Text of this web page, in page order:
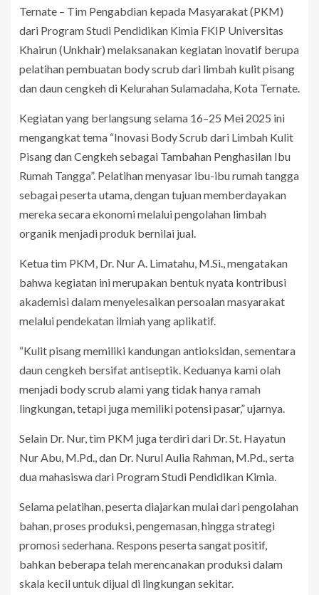
Ternate – Tim Pengabdian kepada Masyarakat (PKM)
dari Program Studi Pendidikan Kimia FKIP Universitas
Khairun (Unkhair) melaksanakan kegiatan inovatif berupa
pelatihan pembuatan body scrub dari limbah kulit pisang
dan daun cengkeh di Kelurahan Sulamadaha, Kota Ternate.
Kegiatan yang berlangsung selama 16–25 Mei 2025 ini
mengangkat tema “Inovasi Body Scrub dari Limbah Kulit
Pisang dan Cengkeh sebagai Tambahan Penghasilan Ibu
Rumah Tangga”. Pelatihan menyasar ibu-ibu rumah tangga
sebagai peserta utama, dengan tujuan memberdayakan
mereka secara ekonomi melalui pengolahan limbah
organik menjadi produk bernilai jual.
Ketua tim PKM, Dr. Nur A. Limatahu, M.Si., mengatakan
bahwa kegiatan ini merupakan bentuk nyata kontribusi
akademisi dalam menyelesaikan persoalan masyarakat
melalui pendekatan ilmiah yang aplikatif.
“Kulit pisang memiliki kandungan antioksidan, sementara
daun cengkeh bersifat antiseptik. Keduanya kami olah
menjadi body scrub alami yang tidak hanya ramah
lingkungan, tetapi juga memiliki potensi pasar,” ujarnya.
Selain Dr. Nur, tim PKM juga terdiri dari Dr. St. Hayatun
Nur Abu, M.Pd., dan Dr. Nurul Aulia Rahman, M.Pd., serta
dua mahasiswa dari Program Studi Pendidikan Kimia.
Selama pelatihan, peserta diajarkan mulai dari pengolahan
bahan, proses produksi, pengemasan, hingga strategi
promosi sederhana. Respons peserta sangat positif,
bahkan beberapa telah merencanakan produksi dalam
skala kecil untuk dijual di lingkungan sekitar.